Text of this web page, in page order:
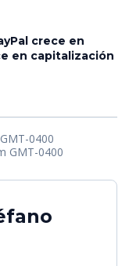
crece en
en capitalización
0400
GMT-0400